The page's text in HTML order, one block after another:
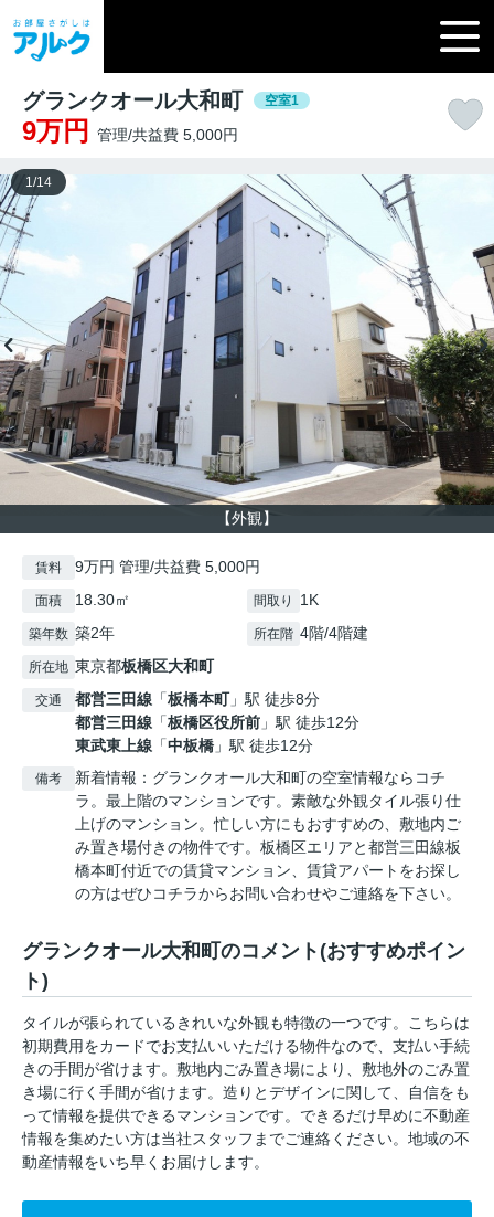
グランクオール大和町 空室1
9万円 管理/共益費 5,000円
【外観】
1 /14
賃料 9万円 管理/共益費 5,000円
面積 18.30㎡ 間取り 1K
築年数 築2年 所在階 4階/4階建
所在地 東京都板橋区大和町
交通 都営三田線 「板橋本町」駅 徒歩8分
都営三田線 「板橋区役所前 」駅 徒歩12分
東武東上線 「中板橋 」駅 徒歩12分
備考
新着情報：グランクオール大和町の空室情報ならコチ
ラ。最上階のマンションです。素敵な外観タイル張り仕
上げのマンション。忙しい方にもおすすめの、敷地内ご
み置き場付きの物件です。板橋区エリアと都営三田線板
橋本町付近での賃貸マンション、賃貸アパートをお探し
の方はぜひコチラからお問い合わせやご連絡を下さい。
グランクオール大和町のコメント(おすすめポイン
ト)
タイルが張られているきれいな外観も特徴の一つです。こちらは
初期費用をカードでお支払いいただける物件なので、支払い手続
きの手間が省けます。敷地内ごみ置き場により、敷地外のごみ置
き場に行く手間が省けます。造りとデザインに関して、自信をも
って情報を提供できるマンションです。できるだけ早めに不動産
情報を集めたい方は当社スタッフまでご連絡ください。地域の不
動産情報をいち早くお届けします。